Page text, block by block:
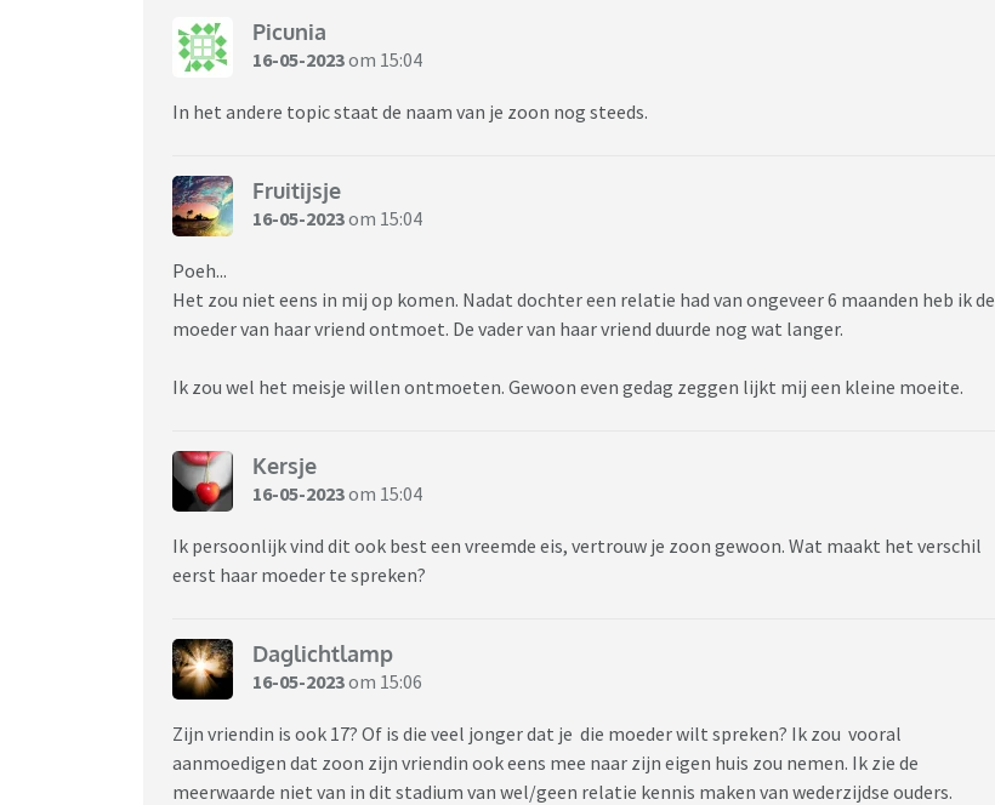
Picunia
16-05-2023om 15:04
In het andere topic staat de naam van je zoon nog steeds.
Fruitijsje
16-05-2023om 15:04
Poeh...
Het zou niet eens in mij op komen. Nadat dochter een relatie had van ongeveer 6 maanden heb ik de
moeder van haar vriend ontmoet. De vader van haar vriend duurde nog wat langer.
Ik zou wel het meisje willen ontmoeten. Gewoon even gedag zeggen lijkt mij een kleine moeite.
Kersje
16-05-2023om 15:04
Ik persoonlijk vind dit ook best een vreemde eis, vertrouw je zoon gewoon. Wat maakt het verschil
eerst haar moeder te spreken?
Daglichtlamp
16-05-2023om 15:06
Zijn vriendin is ook 17? Of is die veel jonger dat je die moeder wilt spreken? Ik zou vooral
aanmoedigen dat zoon zijn vriendin ook eens mee naar zijn eigen huis zou nemen. Ik zie de
meerwaarde niet van in dit stadium van wel/geen relatie kennis maken van wederzijdse ouders.